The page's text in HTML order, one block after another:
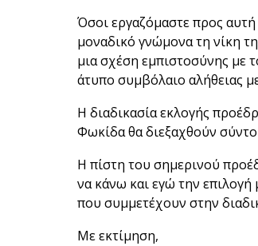
Όσοι εργαζόμαστε προς
μοναδικό γνώμονα τη νίκη
μια σχέση εμπιστοσύνης με
άτυπο συμβόλαιο αλήθειας
Η διαδικασία εκλογής
Φωκίδα θα διεξαχθούν
Η πίστη του σημερινού
να κάνω και εγώ την
που συμμετέχουν στην
Με εκτίμηση,